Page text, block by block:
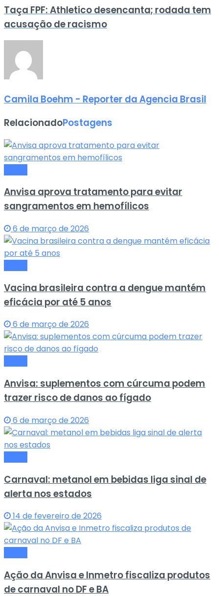
Taça FPF: Athletico desencanta; rodada tem
acusação de racismo
Camila Boehm - Reporter da Agencia Brasil
RelacionadoPostagens
Anvisa aprova tratamento para evitar
sangramentos em hemofílicos
6 de março de 2026
Vacina brasileira contra a dengue mantém
eficácia por até 5 anos
6 de março de 2026
Anvisa: suplementos com cúrcuma podem
trazer risco de danos ao fígado
6 de março de 2026
Carnaval: metanol em bebidas liga sinal de
alerta nos estados
14 de fevereiro de 2026
Ação da Anvisa e Inmetro fiscaliza produtos
de carnaval no DF e BA